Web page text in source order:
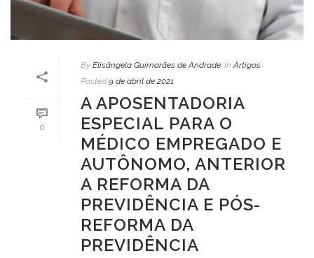
0
By Elisângela Guimarães de Andrade In Artigos
Posted 9 de abril de 2021
A APOSENTADORIA
ESPECIAL PARA O
MÉDICO EMPREGADO E
AUTÔNOMO, ANTERIOR
A REFORMA DA
PREVIDÊNCIA E PÓS-
REFORMA DA
PREVIDÊNCIA